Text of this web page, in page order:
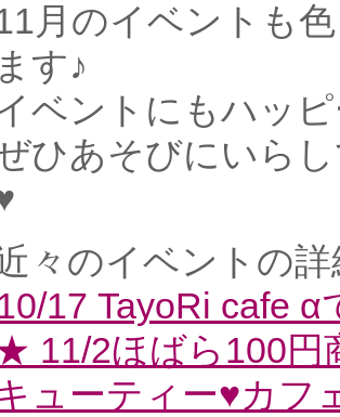
月のイベントも
ます♪
ベントにもハッ
ひあそびにいら
々のイベントの
17 TayoRi cafe
11/2ほばら100円
ューティー♥カフ